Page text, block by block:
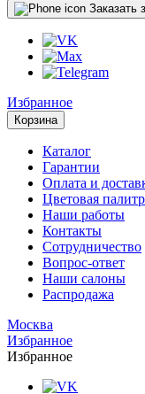
Заказать
Избранное
Корзина
Каталог
Гарантии
Оплата и
Цветовая
Наши работы
Контакты
Сотрудничество
Вопрос-ответ
Наши салоны
Распродажа
Москва
Избранное
Избранное